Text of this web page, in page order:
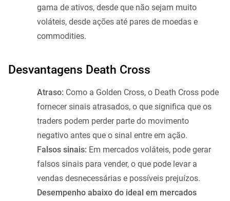
gama de ativos, desde que não sejam muito
voláteis, desde ações até pares de moedas e
commodities.
Desvantagens Death Cross
Atraso: Como a Golden Cross, o Death Cross pode
fornecer sinais atrasados, o que significa que os
traders podem perder parte do movimento
negativo antes que o sinal entre em ação.
Falsos sinais: Em mercados voláteis, pode gerar
falsos sinais para vender, o que pode levar a
vendas desnecessárias e possíveis prejuízos.
Desempenho abaixo do ideal em mercados